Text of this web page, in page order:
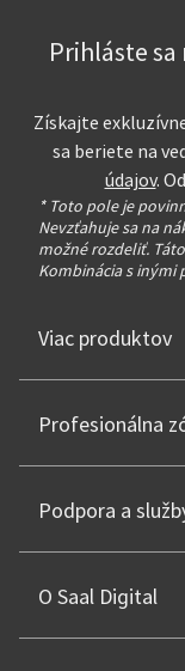
Prihláste
Získajte
sa beriete na
údajov.
* Toto pole je
Nevzťahuje sa na
možné rozdeliť.
Kombinácia s inými
Viac produktov
Profesionálna
Podpora a
O Saal Digital